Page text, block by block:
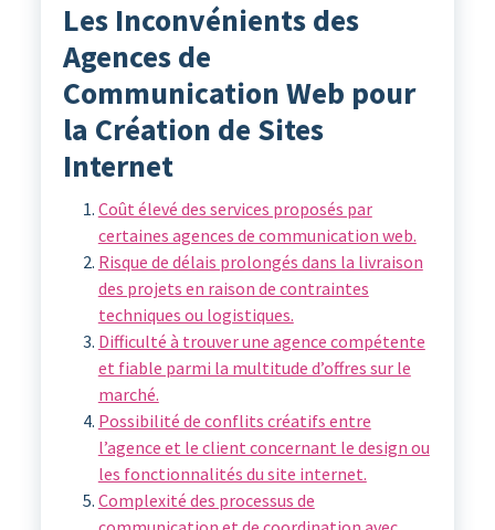
Les Inconvénients des
Agences de
Communication Web pour
la Création de Sites
Internet
Coût élevé des services proposés par
certaines agences de communication web.
Risque de délais prolongés dans la livraison
des projets en raison de contraintes
techniques ou logistiques.
Difficulté à trouver une agence compétente
et fiable parmi la multitude d’offres sur le
marché.
Possibilité de conflits créatifs entre
l’agence et le client concernant le design ou
les fonctionnalités du site internet.
Complexité des processus de